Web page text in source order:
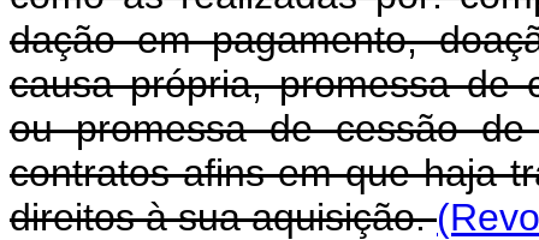
dação em pagamento,
causa própria, promessa de
ou promessa de cessão
contratos afins em que haja
direitos à sua aquisição.